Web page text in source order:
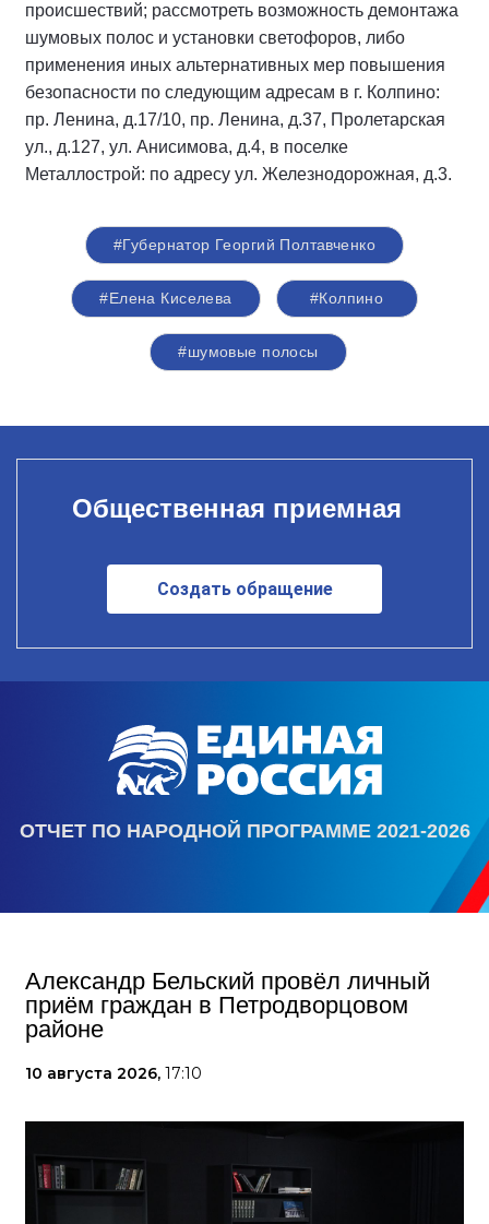
происшествий; рассмотреть возможность демонтажа
шумовых полос и установки светофоров, либо
применения иных альтернативных мер повышения
безопасности по следующим адресам в г. Колпино:
пр. Ленина, д.17/10, пр. Ленина, д.37, Пролетарская
ул., д.127, ул. Анисимова, д.4, в поселке
Металлострой: по адресу ул. Железнодорожная, д.3.
#Губернатор Георгий Полтавченко
#Елена Киселева #Колпино
#шумовые полосы
Общественная приемная
Создать обращение
ОТЧЕТ ПО НАРОДНОЙ ПРОГРАММЕ 2021-2026
Александр Бельский провёл личный
приём граждан в Петродворцовом
районе
10 августа 2026, 17:10